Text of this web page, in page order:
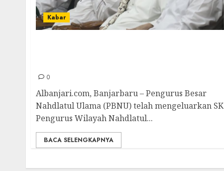
Kabar
0
Albanjari.com, Banjarbaru – Pengurus Besar
Nahdlatul Ulama (PBNU) telah mengeluarkan SK
Pengurus Wilayah Nahdlatul...
BACA SELENGKAPNYA